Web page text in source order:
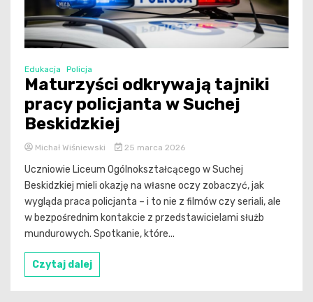
Edukacja Policja
Maturzyści odkrywają tajniki
pracy policjanta w Suchej
Beskidzkiej
Michał Wiśniewski 25 marca 2026
Uczniowie Liceum Ogólnokształcącego w Suchej
Beskidzkiej mieli okazję na własne oczy zobaczyć, jak
wygląda praca policjanta – i to nie z filmów czy seriali, ale
w bezpośrednim kontakcie z przedstawicielami służb
mundurowych. Spotkanie, które...
Czytaj dalej